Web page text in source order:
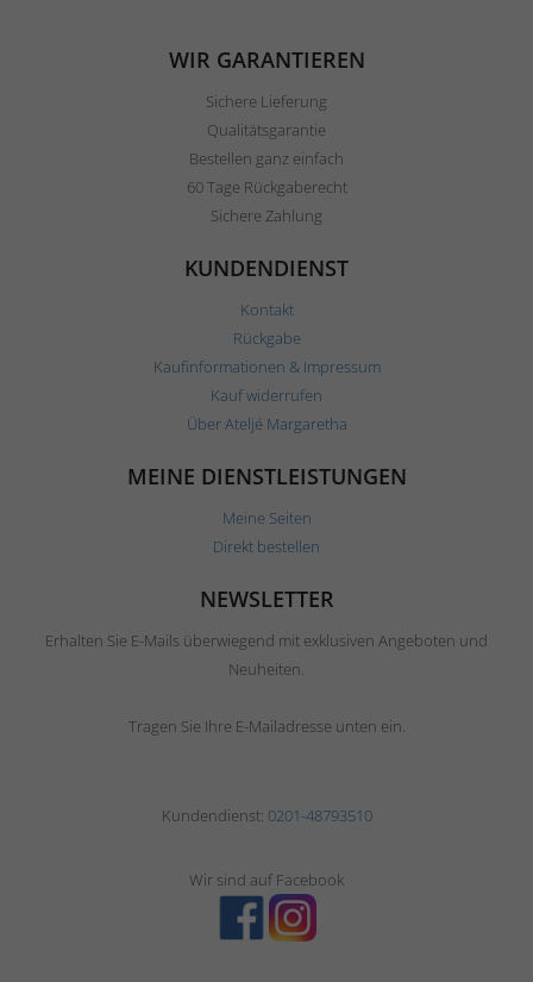
WIR GARANTIEREN
Sichere Lieferung
Qualitätsgarantie
Bestellen ganz einfach
60 Tage Rückgaberecht
Sichere Zahlung
KUNDENDIENST
Kontakt
Rückgabe
Kaufinformationen & Impressum
Kauf widerrufen
Über Ateljé Margaretha
MEINE DIENSTLEISTUNGEN
Meine Seiten
Direkt bestellen
NEWSLETTER
Erhalten Sie E-Mails überwiegend mit exklusiven Angeboten und
Neuheiten.
Tragen Sie Ihre E-Mailadresse unten ein.
Kundendienst: 0201-48793510
Wir sind auf Facebook